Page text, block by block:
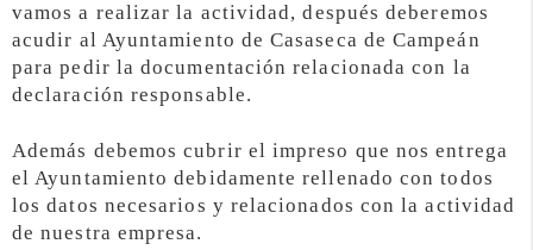
vamos a realizar la actividad, después deberemos
acudir al Ayuntamiento de Casaseca de Campeán
para pedir la documentación relacionada con la
declaración responsable.
Además debemos cubrir el impreso que nos entrega
el Ayuntamiento debidamente rellenado con todos
los datos necesarios y relacionados con la actividad
de nuestra empresa.